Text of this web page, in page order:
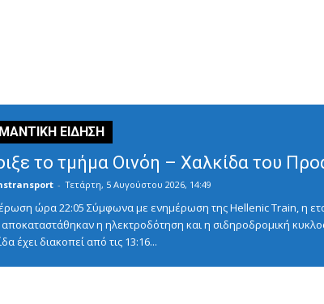
το τμήμα Οινόη – Χαλκίδα του
- Τετάρτη, 5 Αυγούστου 2026, 14:49
ώρα 22:05 Σύμφωνα με ενημέρωση της Hellenic Train, η
αποκαταστάθηκαν η ηλεκτροδότηση και η σιδηροδρομική
έχει διακοπεί από τις 13:16...